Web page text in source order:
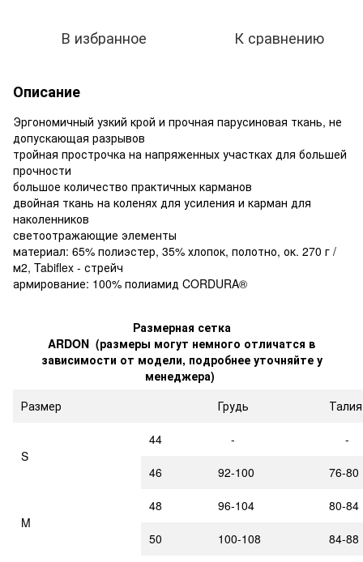
В избранное К сравнению
Описание
Эргономичный узкий крой и прочная парусиновая ткань, не
допускающая разрывов
тройная прострочка на напряженных участках для большей
прочности
большое количество практичных карманов
двойная ткань на коленях для усиления и карман для
наколенников
светоотражающие элементы
материал: 65% полиэстер, 35% хлопок, полотно, ок. 270 г /
м2, Tabiflex - стрейч
армирование: 100% полиамид CORDURA®
Размерная сетка
ARDON (размеры могут немного отличатся в
зависимости от модели, подробнее уточняйте у
менеджера)
Размер
Грудь Талия
S
44 - -
46 92-100 76-80
M
48 96-104 80-84
50 100-108 84-88